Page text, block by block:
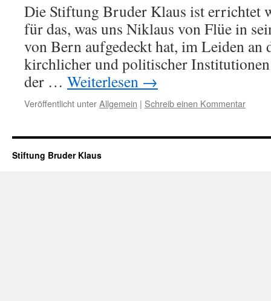
Die Stiftung Bruder Klaus ist errichtet
für das, was uns Niklaus von Flüe in
von Bern aufgedeckt hat, im Leiden an
kirchlicher und politischer
der … Weiterlesen →
Veröffentlicht unterAllgemein | Schreib einen Kommentar
Stiftung Bruder Klaus